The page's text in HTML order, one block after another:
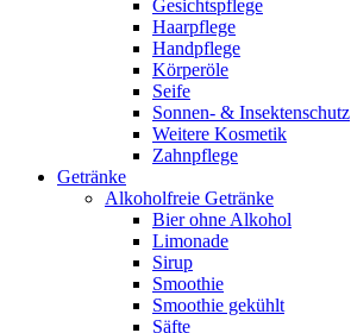
Gesichtspflege
Haarpflege
Handpflege
Körperöle
Seife
Sonnen- & Insektenschutz
Weitere Kosmetik
Zahnpflege
Getränke
Alkoholfreie Getränke
Bier ohne Alkohol
Limonade
Sirup
Smoothie
Smoothie gekühlt
Säfte